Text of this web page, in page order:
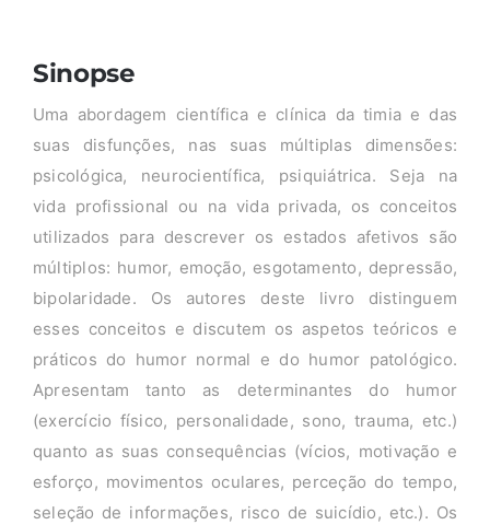
Sinopse
Uma abordagem científica e clínica da timia e das
suas disfunções, nas suas múltiplas dimensões:
psicológica, neurocientífica, psiquiátrica. Seja na
vida profissional ou na vida privada, os conceitos
utilizados para descrever os estados afetivos são
múltiplos: humor, emoção, esgotamento, depressão,
bipolaridade. Os autores deste livro distinguem
esses conceitos e discutem os aspetos teóricos e
práticos do humor normal e do humor patológico.
Apresentam tanto as determinantes do humor
(exercício físico, personalidade, sono, trauma, etc.)
quanto as suas consequências (vícios, motivação e
esforço, movimentos oculares, perceção do tempo,
seleção de informações, risco de suicídio, etc.). Os